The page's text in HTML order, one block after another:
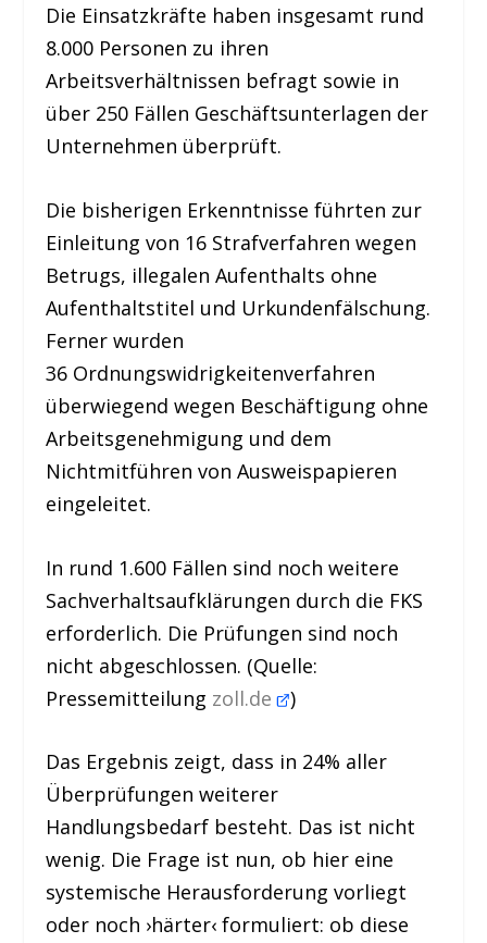
Die Einsatzkräfte haben insgesamt rund
8.000 Personen zu ihren
Arbeitsverhältnissen befragt sowie in
über 250 Fällen Geschäftsunterlagen der
Unternehmen überprüft.
Die bisherigen Erkenntnisse führten zur
Einleitung von 16 Strafverfahren wegen
Betrugs, illegalen Aufenthalts ohne
Aufenthaltstitel und Urkundenfälschung.
Ferner wurden
36 Ordnungswidrigkeitenverfahren
überwiegend wegen Beschäftigung ohne
Arbeitsgenehmigung und dem
Nichtmitführen von Ausweispapieren
eingeleitet.
In rund 1.600 Fällen sind noch weitere
Sachverhaltsaufklärungen durch die FKS
erforderlich. Die Prüfungen sind noch
nicht abgeschlossen. (Quelle:
Pressemitteilung zoll.de )
Das Ergebnis zeigt, dass in 24% aller
Überprüfungen weiterer
Handlungsbedarf besteht. Das ist nicht
wenig. Die Frage ist nun, ob hier eine
systemische Herausforderung vorliegt
oder noch ›härter‹ formuliert: ob diese